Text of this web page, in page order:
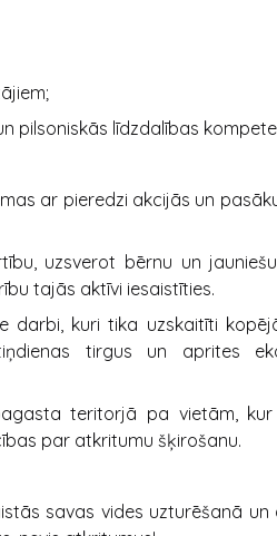
līdzdalības
ar pieredzi akcijās un
uzsverot bērnu un
tajās aktīvi iesaistīties.
darbi, kuri tika uzskaitīti
tirgus un aprites
teritorjā pa vietām, kur
par atkritumu šķirošanu.
savas vides uzturēšanā un